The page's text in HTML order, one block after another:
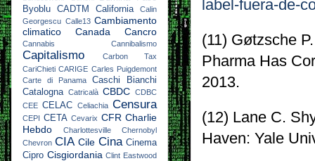
label-fuera-de-
(11) Gøtzsche
Pharma Has
2013.
(12) Lane C.
Haven: Yale
Byoblu
CADTM California
Calin
Georgescu Calle13 Cambiamento
climatico
Canada Cancro
Cannabis Cannibalismo
Capitalismo
Carbon Tax
CariChieti CARIGE Carles Puigdemont
Carte di Panama
Caschi Bianchi
Catalogna Catricalà CBDC CDBC
CEE CELAC Celiachia Censura
CEPI CETA Cevarix CFR Charlie
Hebdo
Charlottesville
Chernobyl
Chevron CIA Cile Cina Cinema
Cipro Cisgiordania Clint Eastwood